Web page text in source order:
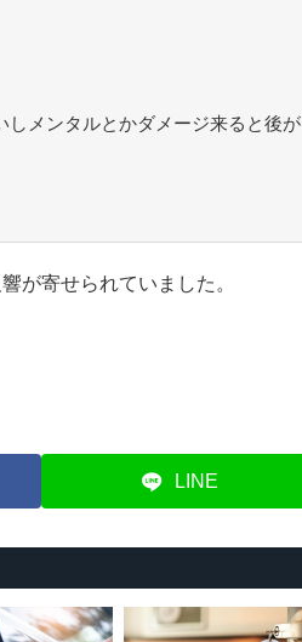
メンタルとかダメージ来ると後が
が寄せられていました。
LINE